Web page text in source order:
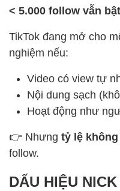
< 5.000 follow vẫn
TikTok đang mở cho
nghiệm nếu:
Video có view tự
Nội dung sạch
Hoạt động như
👉 Nhưng tỷ lệ
follow.
DẤU HIỆU